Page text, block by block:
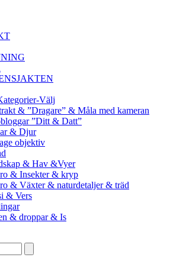
Välj
& ”Dragare” & Måla med kameran
”Ditt & Datt”
& Djur
objektiv
& Hav &Vyer
& Insekter & kryp
& Växter & naturdetaljer & träd
& Vers
& droppar & Is